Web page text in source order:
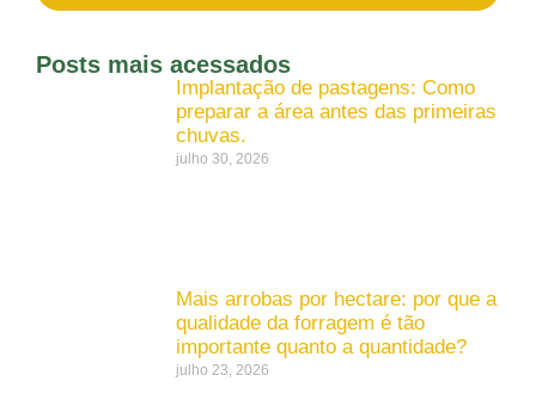
Posts mais acessados
Implantação de pastagens: Como
preparar a área antes das primeiras
chuvas.
julho 30, 2026
Mais arrobas por hectare: por que a
qualidade da forragem é tão
importante quanto a quantidade?
julho 23, 2026